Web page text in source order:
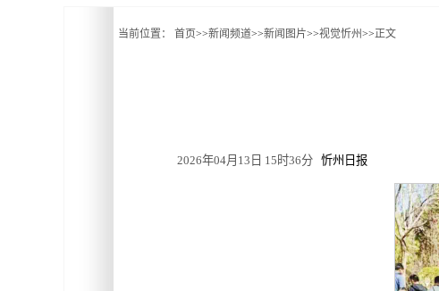
当前位置： 首页>>新闻频道>>新闻图片>>视觉忻州>>正文
2026年04月13日 15时36分 忻州日报